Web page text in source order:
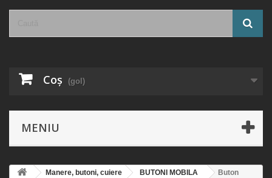
Coş (gol)
MENIU
Manere, butoni, cuiere BUTONI MOBILA
Buton